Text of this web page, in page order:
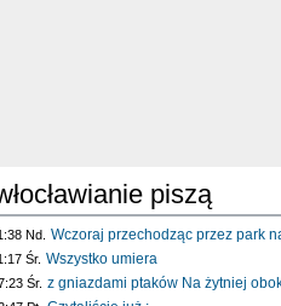
piszą
Nd. Wczoraj przechodząc przez park
Śr. Wszystko umiera
Śr. z gniazdami ptaków Na żytniej